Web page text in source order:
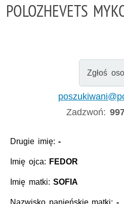
POLOZHEVETS
Zgłoś
Zadzwoń:
Drugie imię:-
Imię ojca: FEDOR
Imię matki:SOFIA